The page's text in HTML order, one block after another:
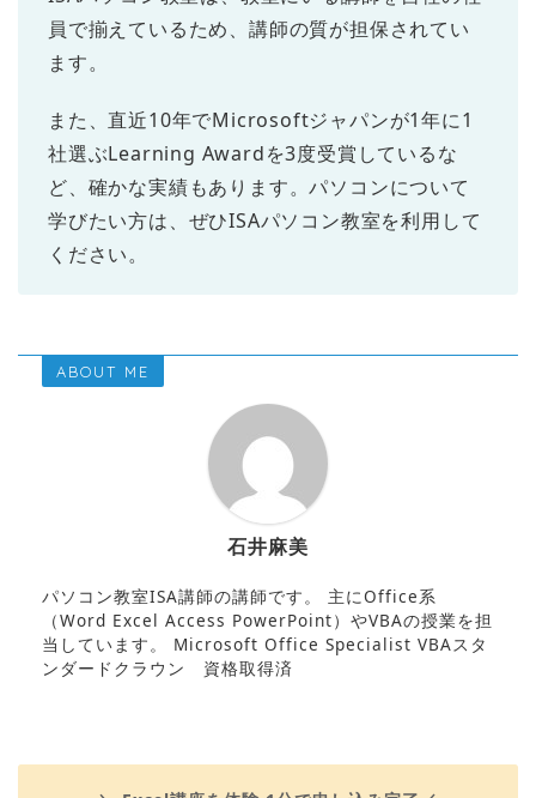
員で揃えているため、講師の質が担保されてい
ます。
また、直近10年でMicrosoftジャパンが1年に1
社選ぶLearning Awardを3度受賞しているな
ど、確かな実績もあります。パソコンについて
学びたい方は、ぜひISAパソコン教室を利用して
ください。
ABOUT ME
石井麻美
パソコン教室ISA講師の講師です。 主にOffice系
（Word Excel Access PowerPoint）やVBAの授業を担
当しています。 Microsoft Office Specialist VBAスタ
ンダードクラウン 資格取得済